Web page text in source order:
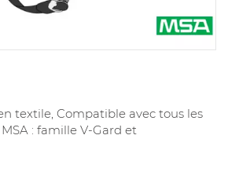
textile, Compatible avec tous les
: famille V-Gard et